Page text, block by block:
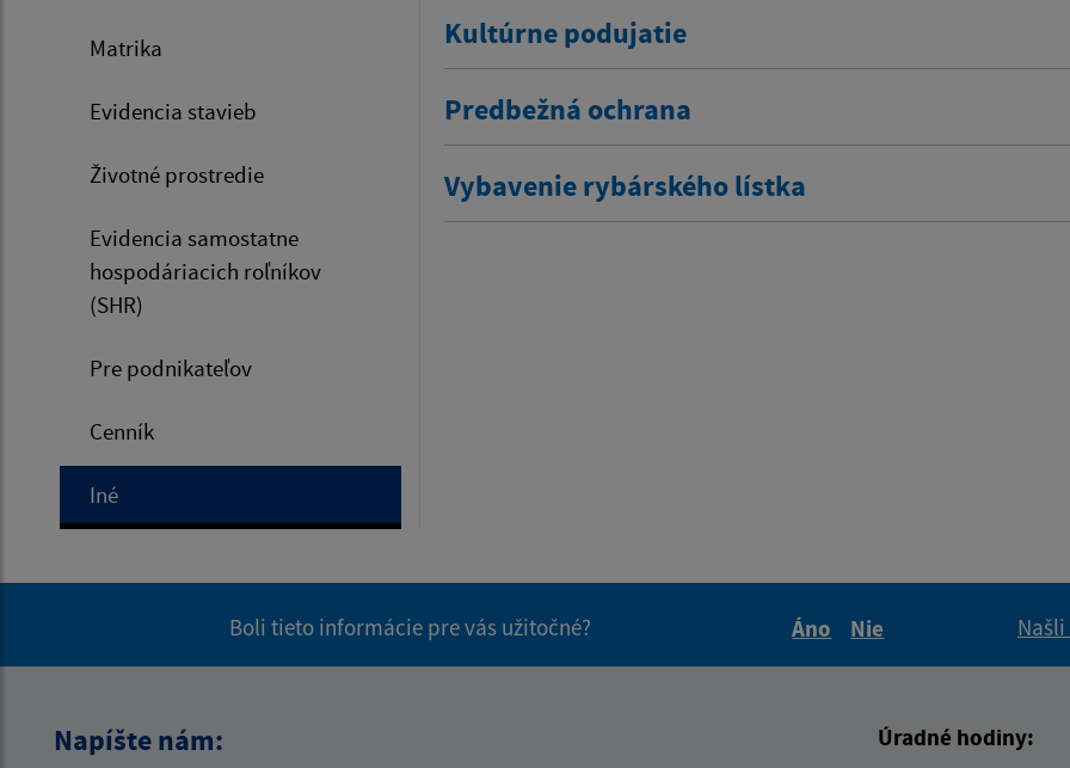
Matrika
Evidencia stavieb
Životné prostredie
Evidencia samostatne
hospodáriacich roľníkov
(SHR)
Pre podnikateľov
Cenník
Iné
Kultúrne podujatie
Predbežná ochrana
Vybavenie rybárského lístka
Boli tieto informácie pre vás užitočné?
Áno
Nie
Napíšte nám: Úradné hodiny: